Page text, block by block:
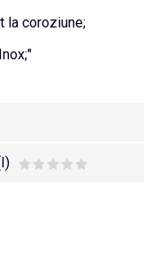
la coroziune;